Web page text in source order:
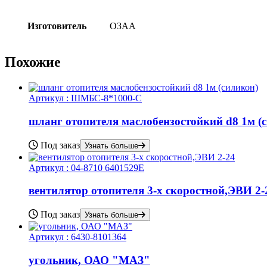
Изготовитель ОЗАА
Похожие
Артикул : ШМБС-8*1000-С
шланг отопителя маслобензостойкий d8 1м
Под заказ Узнать больше
Артикул : 04-8710 6401529Е
вентилятор отопителя 3-х скоростной,ЭВИ 2-
Под заказ Узнать больше
Артикул : 6430-8101364
угольник, ОАО "МАЗ"